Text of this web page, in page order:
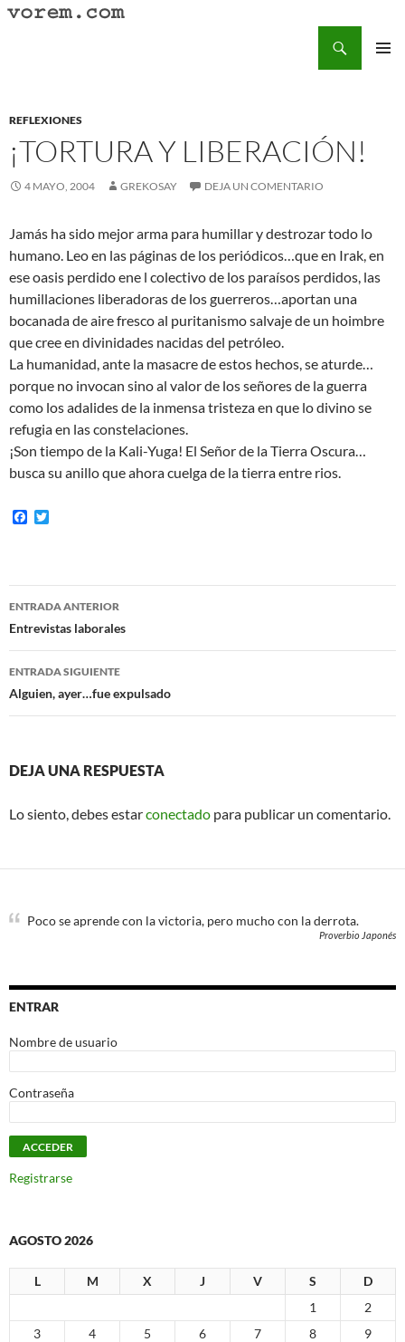
Saltar
REFLEXIONES
¡TORTURA Y LIBERACIÓN!
4 MAYO, 2004 GREKOSAY DEJA UN COMENTARIO
Jamás ha sido mejor arma para humillar y destrozar todo lo
humano. Leo en las páginas de los periódicos…que en Irak, en
ese oasis perdido ene l colectivo de los paraísos perdidos, las
humillaciones liberadoras de los guerreros…aportan una
bocanada de aire fresco al puritanismo salvaje de un hoimbre
que cree en divinidades nacidas del petróleo.
La humanidad, ante la masacre de estos hechos, se aturde…
porque no invocan sino al valor de los señores de la guerra
como los adalides de la inmensa tristeza en que lo divino se
refugia en las constelaciones.
¡Son tiempo de la Kali-Yuga! El Señor de la Tierra Oscura…
busca su anillo que ahora cuelga de la tierra entre rios.
F
o
o
e
r
Navegación
de
entradas
ENTRADA ANTERIOR
Entrevistas laborales
ENTRADA SIGUIENTE
Alguien, ayer…fue expulsado
DEJA UNA RESPUESTA
Lo siento, debes estarconectado para publicar un comentario.
Poco se aprende con la victoria, pero mucho con la derrota.
Proverbio Japonés
ENTRAR
Nombre de usuario
Contraseña
Registrarse
AGOSTO 2026
L M X J V S
D
1
2
3
4 5 6 7 8
9